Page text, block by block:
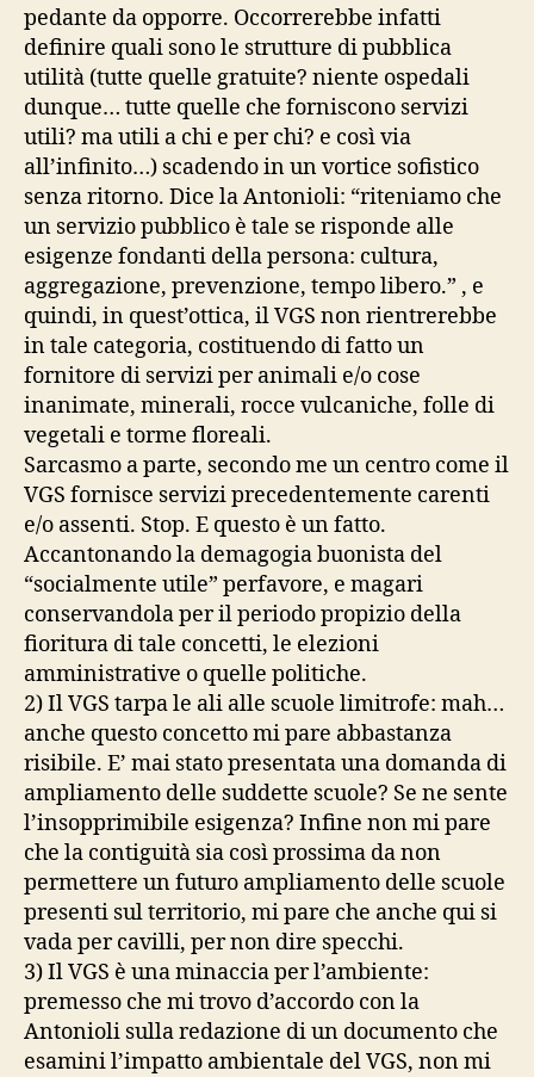
pedante da opporre. Occorrerebbe infatti
definire quali sono le strutture di pubblica
utilità (tutte quelle gratuite? niente ospedali
dunque… tutte quelle che forniscono servizi
utili? ma utili a chi e per chi? e così via
all’infinito…) scadendo in un vortice sofistico
senza ritorno. Dice la Antonioli: “riteniamo che
un servizio pubblico è tale se risponde alle
esigenze fondanti della persona: cultura,
aggregazione, prevenzione, tempo libero.” , e
quindi, in quest’ottica, il VGS non rientrerebbe
in tale categoria, costituendo di fatto un
fornitore di servizi per animali e/o cose
inanimate, minerali, rocce vulcaniche, folle di
vegetali e torme floreali.
Sarcasmo a parte, secondo me un centro come il
VGS fornisce servizi precedentemente carenti
e/o assenti. Stop. E questo è un fatto.
Accantonando la demagogia buonista del
“socialmente utile” perfavore, e magari
conservandola per il periodo propizio della
fioritura di tale concetti, le elezioni
amministrative o quelle politiche.
2) Il VGS tarpa le ali alle scuole limitrofe: mah…
anche questo concetto mi pare abbastanza
risibile. E’ mai stato presentata una domanda di
ampliamento delle suddette scuole? Se ne sente
l’insopprimibile esigenza? Infine non mi pare
che la contiguità sia così prossima da non
permettere un futuro ampliamento delle scuole
presenti sul territorio, mi pare che anche qui si
vada per cavilli, per non dire specchi.
3) Il VGS è una minaccia per l’ambiente:
premesso che mi trovo d’accordo con la
Antonioli sulla redazione di un documento che
esamini l’impatto ambientale del VGS, non mi